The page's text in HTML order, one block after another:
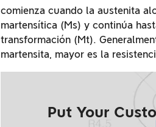
comienza cuando la austenita
martensítica (Ms) y continúa
transformación (Mt).
martensita, mayor es la
Put Your